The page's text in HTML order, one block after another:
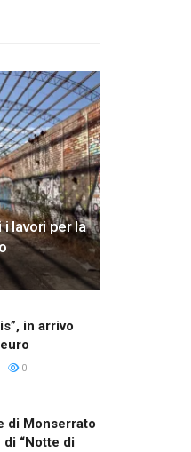
i lavori per la
in arrivo
0
di Monserrato
di “Notte di